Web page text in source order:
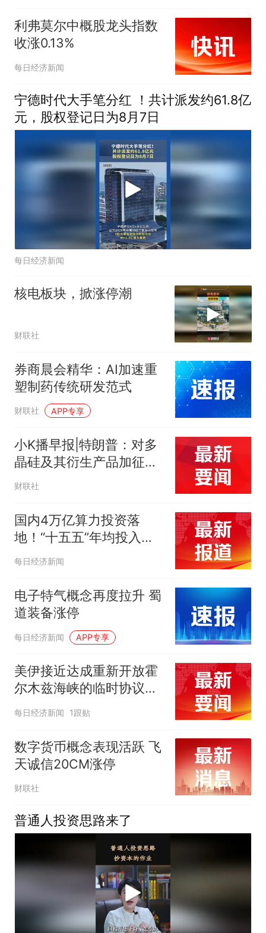
利弗莫尔中概股龙头指数
收涨0.13%
每日经济新闻
宁德时代大手笔分红 ！共计派发约61.8亿
元，股权登记日为8月7日
每日经济新闻
核电板块，掀涨停潮
财联社
券商晨会精华：AI加速重
塑制药传统研发范式
财联社 APP专享
小K播早报|特朗普：对多
晶硅及其衍生产品加征关
税 宇树科技发行价定为
财联社
国内4万亿算力投资落
地！“十五五”年均投入是
“十四五”3倍｜创业板早参
每日经济新闻
电子特气概念再度拉升 蜀
道装备涨停
每日经济新闻 APP专享
美伊接近达成重新开放霍
尔木兹海峡的临时协议！
有色金属ETF天弘
大涨超2%，规模为深市同
标的第一
每日经济新闻 1跟贴
数字货币概念表现活跃 飞
天诚信20CM涨停
财联社
普通人投资思路来了